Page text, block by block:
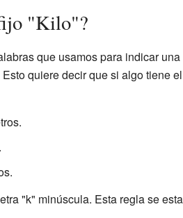
"Kilo"?
que usamos para indicar
quiere decir que si algo tiene
"k" minúscula. Esta regla se